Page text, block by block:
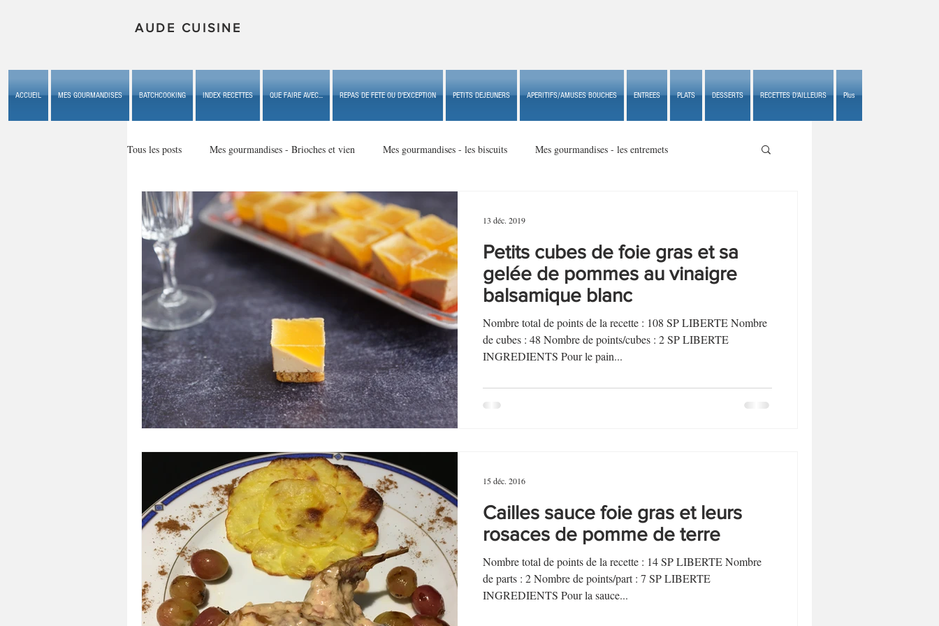
AUDE CUISINE
ACCUEIL MES GOURMANDISES BATCHCOOKING INDEX RECETTES QUE FAIRE AVEC... REPAS DE FETE OU D'EXCEPTION PETITS DEJEUNERS APERITIFS/AMUSES BOUCHES ENTREES PLATS DESSERTS RECETTES D'AILLEURS Plus
Tous les posts Mes gourmandises - Brioches et vien Mes gourmandises - les biscuits Mes gourmandises - les entremets
Mes gourmandises - les gâteaux du b Mes gourmandises - made in USA
Mes gourmandises - plaisirs d'enfan Accompagnements Apéritifs/amuses bouches de fête ou Apéritifs croustillants
A tartiner Aux flocons d'avoine autres petits déjeuners Biscuits et crackers Biscuits et sablés
Bouchées apéritives Bowlcakes bowlcakes salés Cakes et muffins
Crêpes, gaufres et pancakes Desserts au chocolat Desserts aux fruits
Entrées chaudes Entrées de fête ou d'exception Entrées froides
Petits cubes de foie gras et sa
gelée de pommes au vinaigre
balsamique blanc
Nombre total de points de la recette : 108 SP LIBERTE Nombre
de cubes : 48 Nombre de points/cubes : 2 SP LIBERTE
INGREDIENTS Pour le pain...
13 déc. 2019
Cailles sauce foie gras et leurs
rosaces de pomme de terre
Nombre total de points de la recette : 14 SP LIBERTE Nombre
de parts : 2 Nombre de points/part : 7 SP LIBERTE
INGREDIENTS Pour la sauce...
15 déc. 2016